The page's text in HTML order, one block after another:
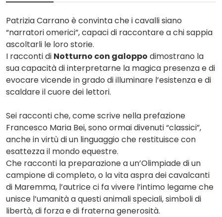
Patrizia Carrano è convinta che i cavalli siano
“narratori omerici”, capaci di raccontare a chi sappia
ascoltarli le loro storie.
I racconti di Notturno con galoppo dimostrano la
sua capacità di interpretarne la magica presenza e di
evocare vicende in grado di illuminare l’esistenza e di
scaldare il cuore dei lettori.
Sei racconti che, come scrive nella prefazione
Francesco Maria Bei, sono ormai divenuti “classici”,
anche in virtù di un linguaggio che restituisce con
esattezza il mondo equestre.
Che racconti la preparazione a un’Olimpiade di un
campione di completo, o la vita aspra dei cavalcanti
di Maremma, l’autrice ci fa vivere l’intimo legame che
unisce l’umanità a questi animali speciali, simboli di
libertà, di forza e di fraterna generosità.